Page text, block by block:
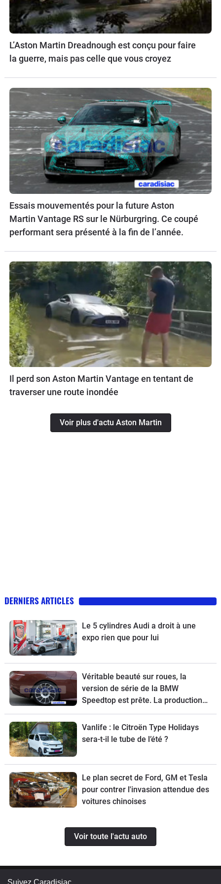
L’Aston Martin Dreadnough est conçu pour faire
la guerre, mais pas celle que vous croyez
Essais mouvementés pour la future Aston
Martin Vantage RS sur le Nürburgring. Ce coupé
performant sera présenté à la fin de l’année.
Il perd son Aston Martin Vantage en tentant de
traverser une route inondée
Voir plus d'actu Aston Martin
DERNIERS ARTICLES
Le 5 cylindres Audi a droit à une
expo rien que pour lui
Véritable beauté sur roues, la
version de série de la BMW
Speedtop est prête. La production
de ce break de chasse sera limitée à
70 exemplaires.
Vanlife : le Citroën Type Holidays
sera-t-il le tube de l’été ?
Le plan secret de Ford, GM et Tesla
pour contrer l'invasion attendue des
voitures chinoises
Voir toute l'actu auto